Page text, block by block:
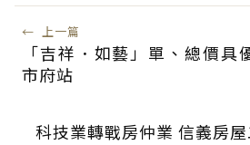
← 上一篇
「吉祥．如藝」單、總價具
市府站
科技業轉戰房仲業 信義房